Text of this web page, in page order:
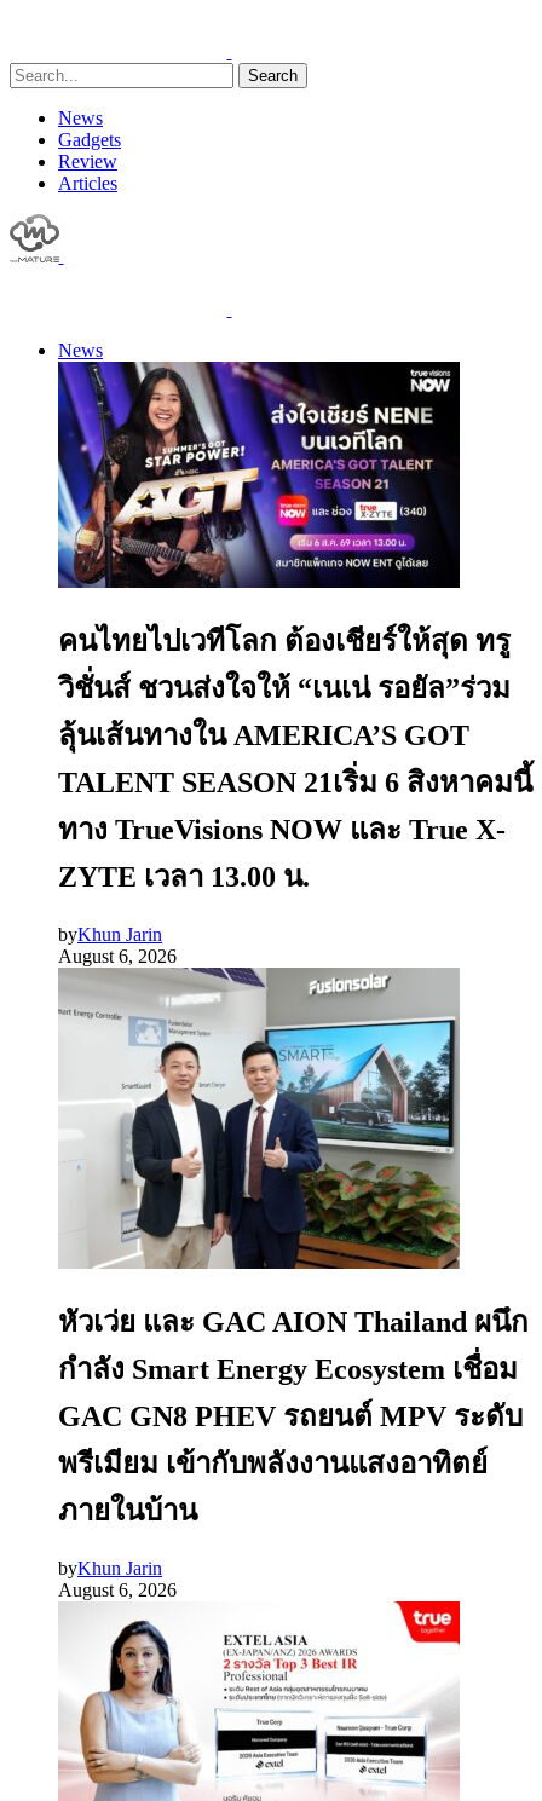
Search
News
Gadgets
Review
Articles
News
คนไทยไปเวทีโลก ต้องเชียร์ให้สุด ทรู
วิชั่นส์ ชวนส่งใจให้ “เนเน่ รอยัล”ร่วม
ลุ้นเส้นทางใน AMERICA’S GOT
TALENT SEASON 21เริ่ม 6 สิงหาคมนี้
ทาง TrueVisions NOW และ True X-
ZYTE เวลา 13.00 น.
byKhun Jarin
August 6, 2026
หัวเว่ย และ GAC AION Thailand ผนึก
กำลัง Smart Energy Ecosystem เชื่อม
GAC GN8 PHEV รถยนต์ MPV ระดับ
พรีเมียม เข้ากับพลังงานแสงอาทิตย์
ภายในบ้าน
byKhun Jarin
August 6, 2026